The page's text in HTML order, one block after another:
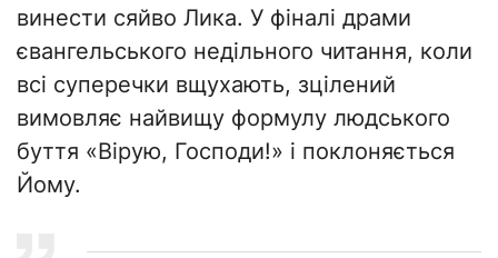
винести сяйво Лика. У фіналі драми
євангельського недільного читання, коли
всі суперечки вщухають, зцілений
вимовляє найвищу формулу людського
буття «Вірую, Господи!» і поклоняється
Йому.